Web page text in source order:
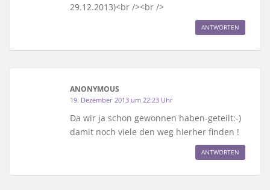
29.12.2013)<br /><br />
ANTWORTEN
ANONYMOUS
19. Dezember 2013 um 22:23 Uhr
Da wir ja schon gewonnen haben-geteilt:-)
damit noch viele den weg hierher finden !
ANTWORTEN